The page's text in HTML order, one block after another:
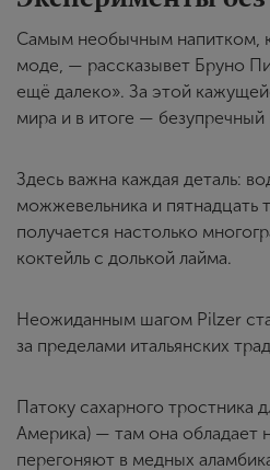
Самым необычным напитком,
моде, — рассказывет Бруно
ещё далеко». За этой
мира и в итоге —
Здесь важна каждая деталь:
можжевельника и пятнадцать
получается настолько
коктейль с долькой лайма.
Неожиданным шагом Pilzer
за пределами итальянских
Патоку сахарного тростника
Америка) — там она обладает
перегоняют в медных